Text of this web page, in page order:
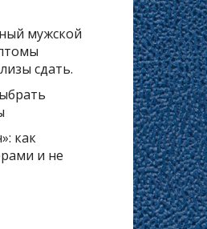
мужской
сдать.
как
и не